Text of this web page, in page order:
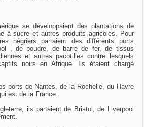
se développaient des plantations de
à sucre et autres produits agricoles. Pour
négriers partaient des différents ports
, de poudre, de barre de fer, de tissus
et autres pacotilles contre lesquels
noirs en Afrique. Ils étaient chargé
ports de Nantes, de la Rochelle, du Havre
est de la France.
ils partaient de Bristol, de Liverpool